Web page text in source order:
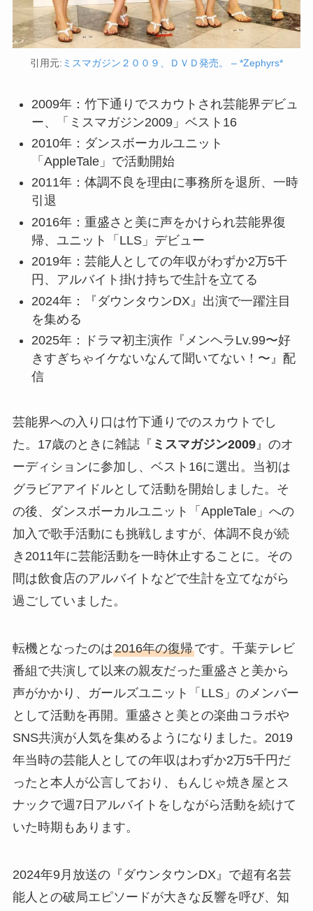
引用元: ミスマガジン２００９、ＤＶＤ発売。 – *Zephyrs*
2009年：竹下通りでスカウトされ芸能界デビュ
ー、「ミスマガジン2009」ベスト16
2010年：ダンスボーカルユニット
「AppleTale」で活動開始
2011年：体調不良を理由に事務所を退所、一時
引退
2016年：重盛さと美に声をかけられ芸能界復
帰、ユニット「LLS」デビュー
2019年：芸能人としての年収がわずか2万5千
円、アルバイト掛け持ちで生計を立てる
2024年：『ダウンタウンDX』出演で一躍注目
を集める
2025年：ドラマ初主演作『メンヘラLv.99〜好
きすぎちゃイケないなんて聞いてない！〜』配
信
芸能界への入り口は竹下通りでのスカウトでし
た。17歳のときに雑誌『 ミスマガジン2009』のオ
ーディションに参加し、ベスト16に選出。当初は
グラビアアイドルとして活動を開始しました。そ
の後、ダンスボーカルユニット「AppleTale」への
加入で歌手活動にも挑戦しますが、体調不良が続
き2011年に芸能活動を一時休止することに。その
間は飲食店のアルバイトなどで生計を立てながら
過ごしていました。
転機となったのは2016年の復帰です。千葉テレビ
番組で共演して以来の親友だった重盛さと美から
声がかかり、ガールズユニット「LLS」のメンバー
として活動を再開。重盛さと美との楽曲コラボや
SNS共演が人気を集めるようになりました。2019
年当時の芸能人としての年収はわずか2万5千円だ
ったと本人が公言しており、もんじゃ焼き屋とス
ナックで週7日アルバイトをしながら活動を続けて
いた時期もあります。
2024年9月放送の『ダウンタウンDX』で超有名芸
能人との破局エピソードが大きな反響を呼び、知